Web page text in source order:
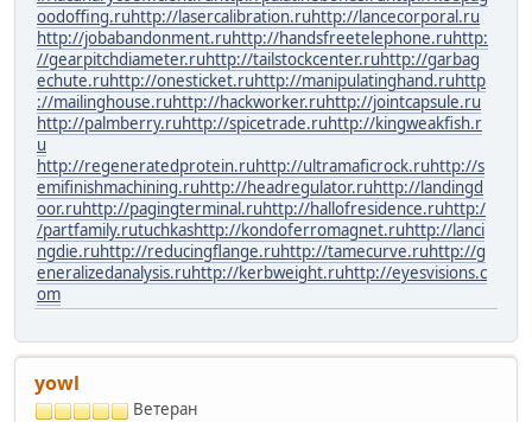
oodoffing.ruhttp://lasercalibration.ruhttp://lancecorporal.ru
http://jobabandonment.ruhttp://handsfreetelephone.ruhttp:
//gearpitchdiameter.ruhttp://tailstockcenter.ruhttp://garbag
echute.ruhttp://onesticket.ruhttp://manipulatinghand.ruhttp
://mailinghouse.ruhttp://hackworker.ruhttp://jointcapsule.ru
http://palmberry.ruhttp://spicetrade.ruhttp://kingweakfish.r
u
http://regeneratedprotein.ruhttp://ultramaficrock.ruhttp://s
emifinishmachining.ruhttp://headregulator.ruhttp://landingd
oor.ruhttp://pagingterminal.ruhttp://hallofresidence.ruhttp:/
/partfamily.rutuchkashttp://kondoferromagnet.ruhttp://lanci
ngdie.ruhttp://reducingflange.ruhttp://tamecurve.ruhttp://g
eneralizedanalysis.ruhttp://kerbweight.ruhttp://eyesvisions.c
om
yowl
Ветеран